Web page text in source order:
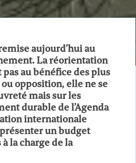
aujourd’hui au
La réorientation
au bénéfice des plus
opposition, elle ne se
mais sur les
durable de l’Agenda
internationale
un budget
la charge de la